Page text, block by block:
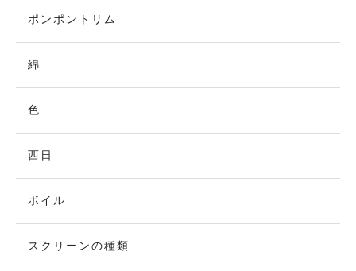
ポンポントリム
綿
色
西日
ボイル
スクリーンの種類